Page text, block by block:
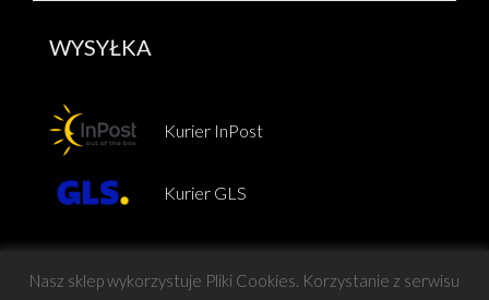
WYSYŁKA
Kurier InPost
Kurier GLS
Nasz sklep wykorzystuje Pliki Cookies. Korzystanie z serwisu